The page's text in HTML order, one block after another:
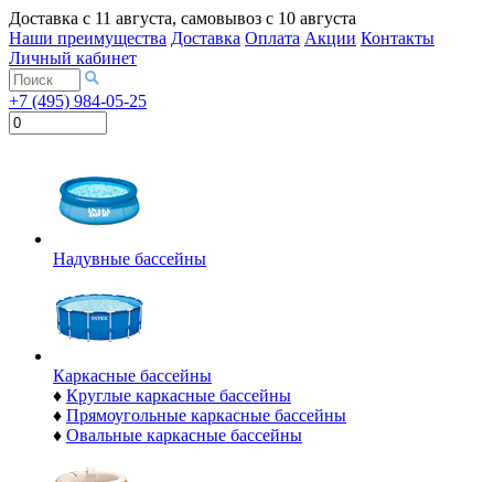
Доставка с 11 августа, самовывоз с 10 августа
Наши преимущества Доставка Оплата Акции Контакты
Личный кабинет
+7 (495) 984-05-25
Надувные бассейны
Каркасные бассейны
♦ Круглые каркасные бассейны
♦ Прямоугольные каркасные бассейны
♦ Овальные каркасные бассейны